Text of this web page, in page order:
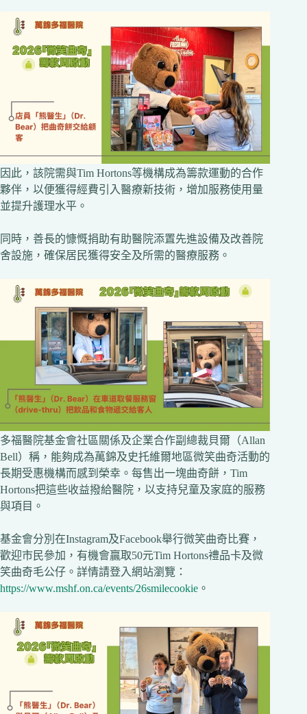
因此，該院需與Tim Hortons等機構成為籌款運動的合作
夥伴，以便獲得經費引入醫療新技術，增加服務使用量
並提升護理水平。
同時，善長的慷慨捐助有助醫院添置先進設備及改善院
舍設施，確保居民獲得安全及所需的醫療服務。
多福醫院基金會社區關係及企業合作副總裁貝爾（Allan
Bell）稱，能夠成為萬錦及史托維爾地區微笑曲奇活動的
長期受惠機構而感到榮幸。每售出一塊曲奇餅，Tim
Hortons把這些收益撥給醫院，以支持兒童及家庭的服務
與項目。
基金會分別在Instagram及Facebook舉行微笑曲奇比賽，
歡迎市民參加，有機會贏取50元Tim Hortons禮品卡及微
笑曲奇毛公仔。詳情請登入網站瀏覽：
https://www.mshf.on.ca/events/26smilecookie 。